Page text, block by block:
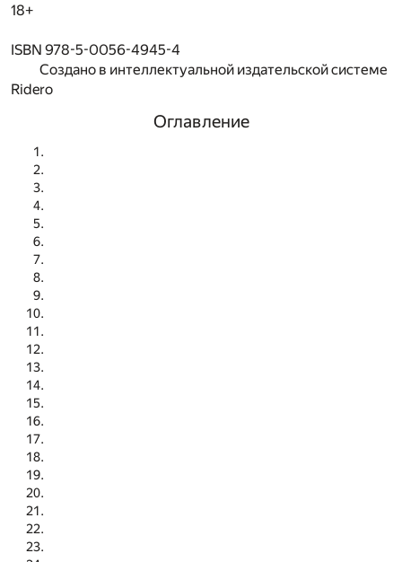
18+
ISBN 978-5-0056-4945-4
Создано в интеллектуальной издательской системе
Ridero
Оглавление